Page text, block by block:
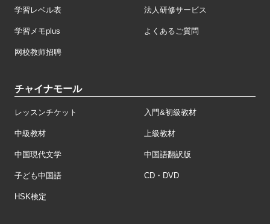
学習レベル表 法人研修サービス
学習メモplus よくあるご質問
网校教师招聘
チャイナモール
レッスンチケット 入門&初級教材
中級教材 上級教材
中国現代文学 中国語翻訳版
子ども中国語 CD・DVD
HSK検定